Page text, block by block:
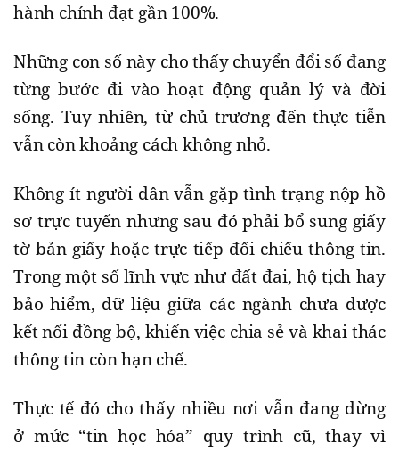
hành chính đạt gần 100%.
Những con số này cho thấy chuyển đổi số đang
từng bước đi vào hoạt động quản lý và đời
sống. Tuy nhiên, từ chủ trương đến thực tiễn
vẫn còn khoảng cách không nhỏ.
Không ít người dân vẫn gặp tình trạng nộp hồ
sơ trực tuyến nhưng sau đó phải bổ sung giấy
tờ bản giấy hoặc trực tiếp đối chiếu thông tin.
Trong một số lĩnh vực như đất đai, hộ tịch hay
bảo hiểm, dữ liệu giữa các ngành chưa được
kết nối đồng bộ, khiến việc chia sẻ và khai thác
thông tin còn hạn chế.
Thực tế đó cho thấy nhiều nơi vẫn đang dừng
ở mức “tin học hóa” quy trình cũ, thay vì